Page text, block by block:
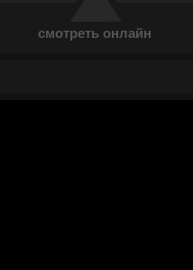
смотреть онлайн